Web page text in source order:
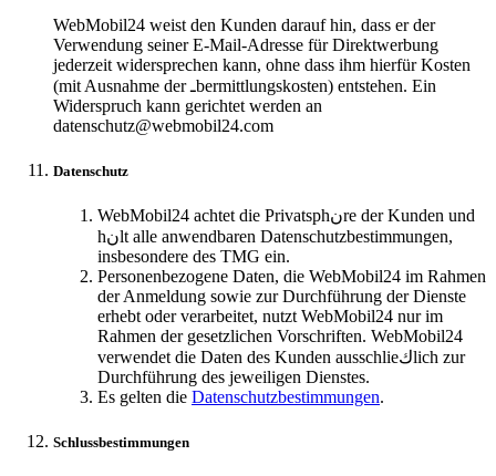
WebMobil24 weist den Kunden darauf hin, dass er der
Verwendung seiner E-Mail-Adresse für Direktwerbung
jederzeit widersprechen kann, ohne dass ihm hierfür Kosten
(mit Ausnahme der ـbermittlungskosten) entstehen. Ein
Widerspruch kann gerichtet werden an
datenschutz@webmobil24.com
Datenschutz
WebMobil24 achtet die Privatsphنre der Kunden und
hنlt alle anwendbaren Datenschutzbestimmungen,
insbesondere des TMG ein.
Personenbezogene Daten, die WebMobil24 im Rahmen
der Anmeldung sowie zur Durchführung der Dienste
erhebt oder verarbeitet, nutzt WebMobil24 nur im
Rahmen der gesetzlichen Vorschriften. WebMobil24
verwendet die Daten des Kunden ausschlieكlich zur
Durchführung des jeweiligen Dienstes.
Es gelten die Datenschutzbestimmungen.
Schlussbestimmungen